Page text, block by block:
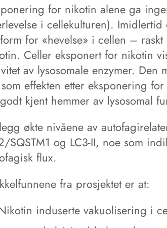
for nikotin alene ga
i cellekulturen).
for «hevelse» i cellen –
Celler eksponert for nikotin
av lysosomale enzymer. Den
effekten etter eksponering
kjent hemmer av lysosomal
økte nivåene av
SQSTM1 og LC3‑II, noe som
flux.
fra prosjektet er at:
induserte vakuolisering i